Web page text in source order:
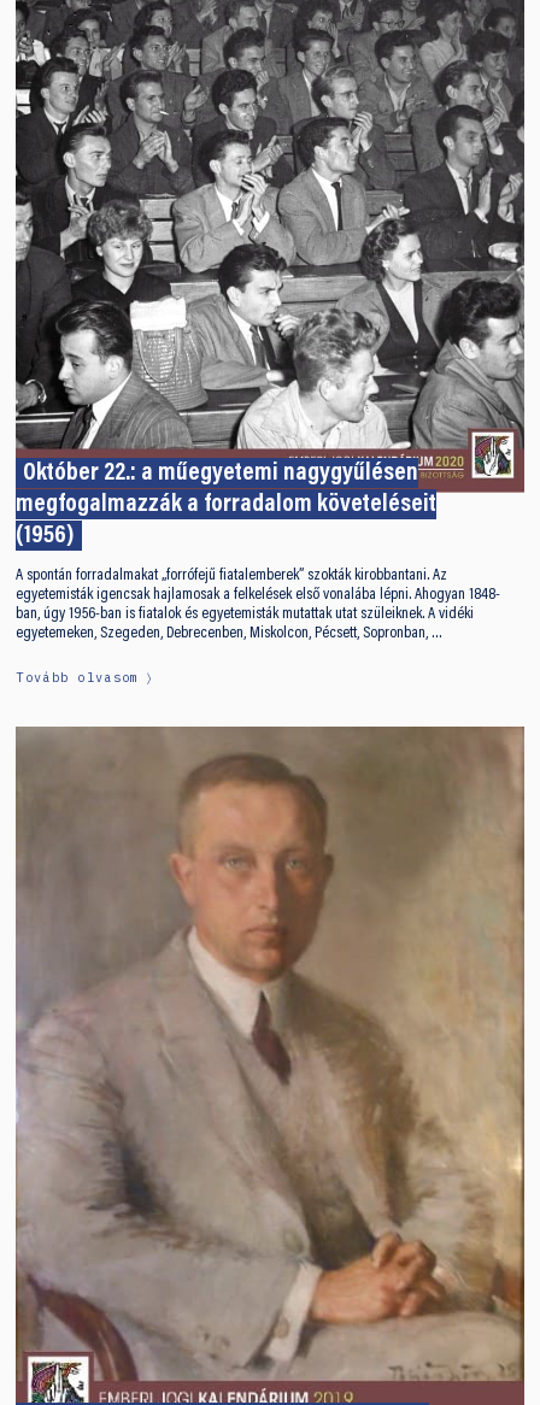
Október 22.: a műegyetemi nagygyűlésen
megfogalmazzák a forradalom követeléseit
(1956)
A spontán forradalmakat „forrófejű fiatalemberek” szokták kirobbantani. Az
egyetemisták igencsak hajlamosak a felkelések első vonalába lépni. Ahogyan 1848-
ban, úgy 1956-ban is fiatalok és egyetemisták mutattak utat szüleiknek. A vidéki
egyetemeken, Szegeden, Debrecenben, Miskolcon, Pécsett, Sopronban, …
Tovább olvasom